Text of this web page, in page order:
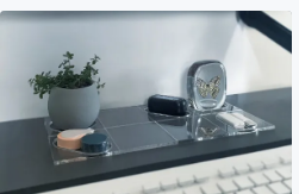
テクノロジー・ガジェッ
映像・映画